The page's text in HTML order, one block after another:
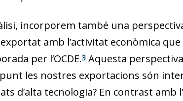
incorporem també una
amb l’activitat econòmica
per l’OCDE.3Aquesta
les nostres exportacions són
d’alta tecnologia? En contrast amb